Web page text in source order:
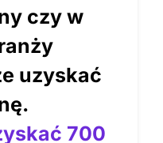
czy w
uzyskać
700